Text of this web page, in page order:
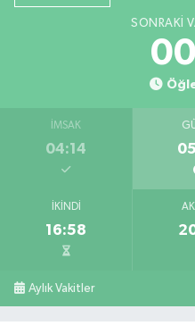
SONRAKI
İMSAK
04:14
İKINDI
16:58
Aylık Vakitler